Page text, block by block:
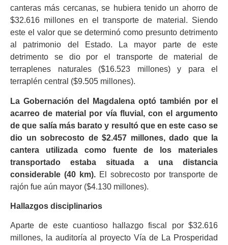
canteras más cercanas, se hubiera tenido un ahorro de
$32.616 millones en el transporte de material. Siendo
este el valor que se determinó como presunto detrimento
al patrimonio del Estado. La mayor parte de este
detrimento se dio por el transporte de material de
terraplenes naturales ($16.523 millones) y para el
terraplén central ($9.505 millones).
La Gobernación del Magdalena optó también por el
acarreo de material por vía fluvial, con el argumento
de que salía más barato y resultó que en este caso se
dio un sobrecosto de $2.457 millones, dado que la
cantera utilizada como fuente de los materiales
transportado estaba situada a una distancia
considerable (40 km). El sobrecosto por transporte de
rajón fue aún mayor ($4.130 millones).
Hallazgos disciplinarios
Aparte de este cuantioso hallazgo fiscal por $32.616
millones, la auditoría al proyecto Vía de La Prosperidad